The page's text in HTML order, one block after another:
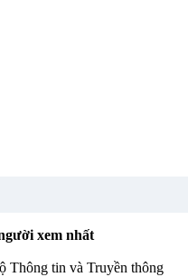
xem nhất
Thông tin và Truyền thông